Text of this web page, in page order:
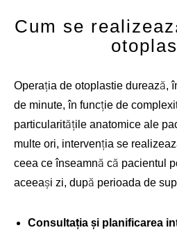
Cum se
Operația de otoplastie durează,
de minute, în funcție de
particularitățile anatomice ale
multe ori, intervenția se
ceea ce înseamnă că pacientul
aceeași zi, după perioada de
Consultația și planificarea